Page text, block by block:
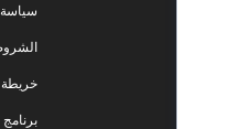
سياسة الخصوصية
الشروط والأحكام
خريطة الموقع
برنامج شركاء